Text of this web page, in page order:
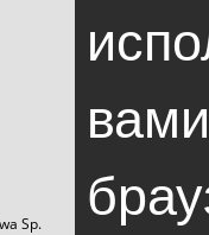
вами
Sp.